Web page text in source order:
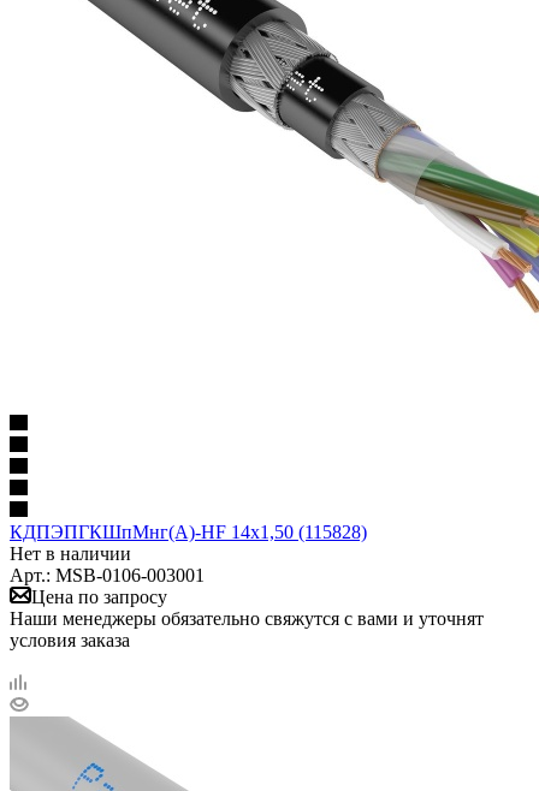
КДПЭПГКШпМнг(А)-HF 14х1,50 (115828)
Нет в наличии
Арт.: MSB-0106-003001
Цена по запросу
Наши менеджеры обязательно свяжутся с вами и уточнят
условия заказа